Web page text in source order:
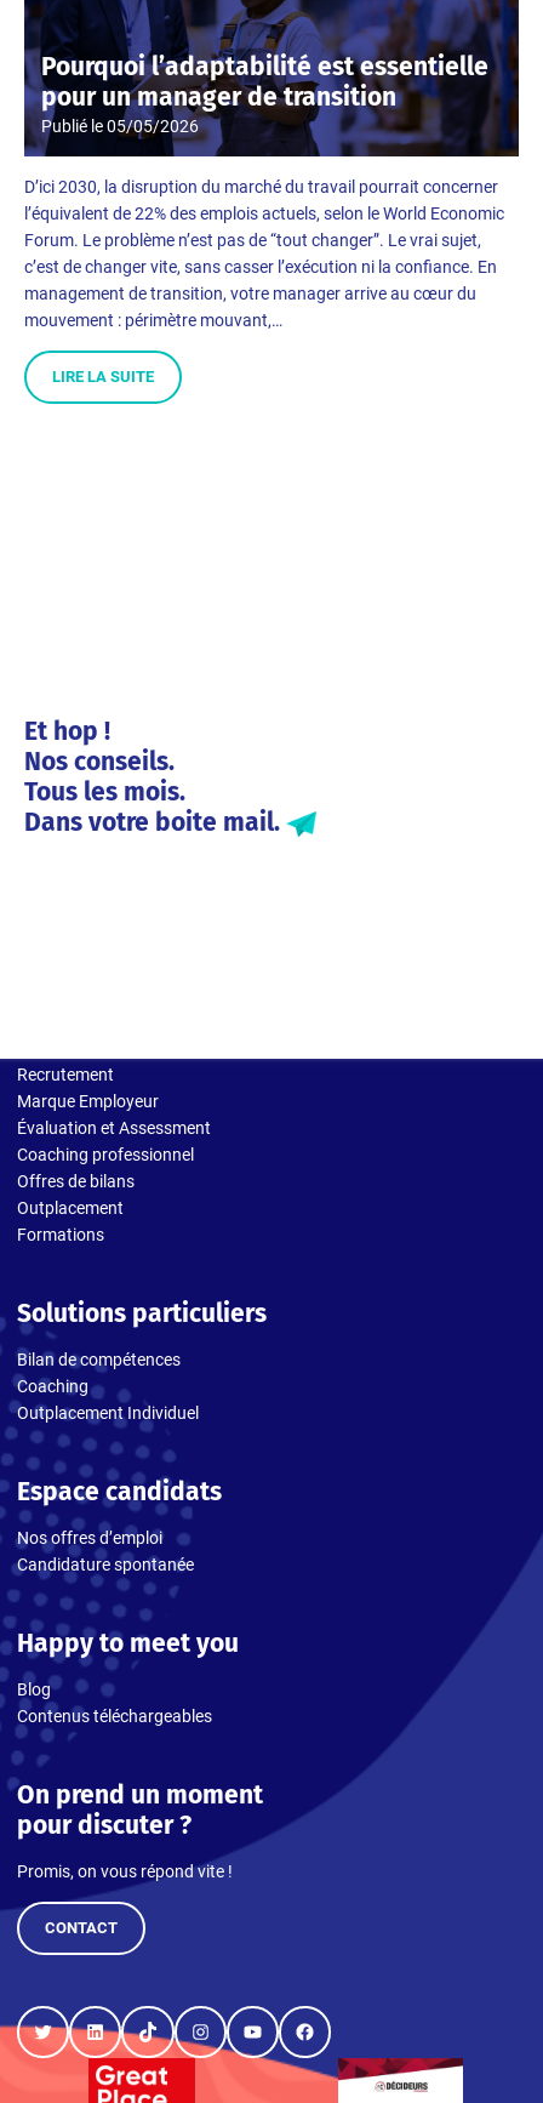
Pourquoi l’adaptabilité est essentielle
pour un manager de transition
Publié le05/05/2026
D’ici 2030, la disruption du marché du travail pourrait concerner
l’équivalent de 22% des emplois actuels, selon le World Economic
Forum. Le problème n’est pas de “tout changer”. Le vrai sujet,
c’est de changer vite, sans casser l’exécution ni la confiance. En
management de transition, votre manager arrive au cœur du
mouvement : périmètre mouvant,…
LIRE LA SUITE
Et hop !
Nos conseils.
Tous les mois.
Dans votre boite mail.
Recrutement
Marque Employeur
Évaluation et Assessment
Coaching professionnel
Offres de bilans
Outplacement
Formations
Solutions particuliers
Bilan de compétences
Coaching
Outplacement Individuel
Espace candidats
Nos offres d’emploi
Candidature spontanée
Happy to meet you
Blog
Contenus téléchargeables
On prend un moment
pour discuter ?
Promis, on vous répond vite !
CONTACT
TwitterLinkedInTikTokInstagram
YouTubeFacebook